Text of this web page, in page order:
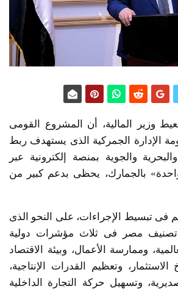
وزير المالية، أن المشروع القومى
الإدارة الجمركية الذى يستهدف ربط
والجوية بمنصة إلكترونية عبر
بالجمارك، يحظى بدعم كبير من
تبسيط الإجراءات، على النحو الذى
مصر فى ثلاث مؤشرات دولية
وممارسة الأعمال، وبيئة الاقتصاد
الاستثمار، وتعظيم القدرات الإنتاجية،
وتسهيل حركة التجارة الداخلية